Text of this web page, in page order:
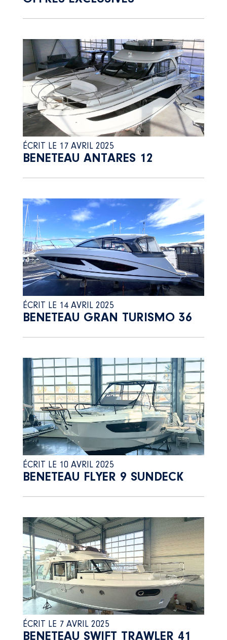
ÉCRIT LE 17 AVRIL 2025
BENETEAU ANTARES 12
ÉCRIT LE 14 AVRIL 2025
BENETEAU GRAN TURISMO 36
ÉCRIT LE 10 AVRIL 2025
BENETEAU FLYER 9 SUNDECK
ÉCRIT LE 7 AVRIL 2025
BENETEAU SWIFT TRAWLER 41